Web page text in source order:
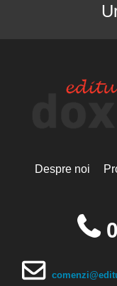
Despre noi